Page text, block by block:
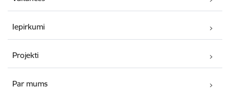
Iepirkumi
Projekti
Par mums